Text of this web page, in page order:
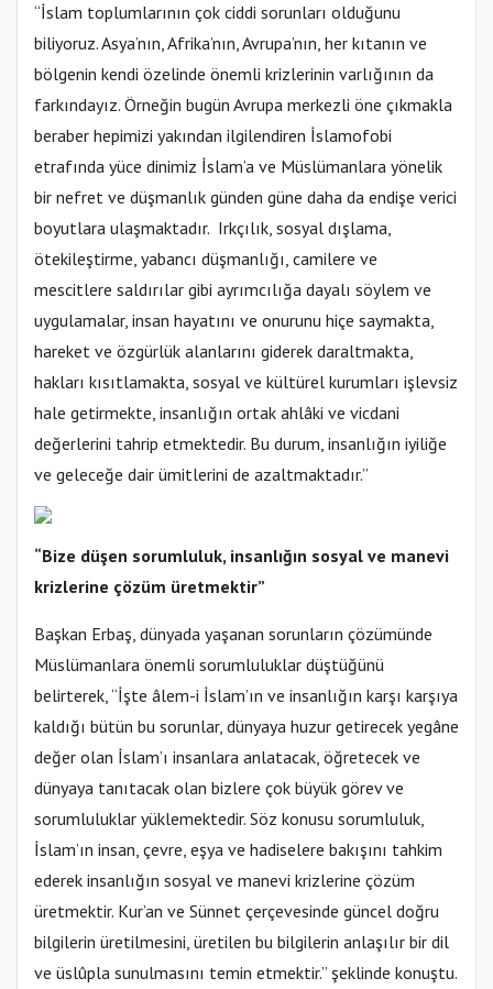
“İslam toplumlarının çok ciddi sorunları olduğunu
biliyoruz. Asya’nın, Afrika’nın, Avrupa’nın, her kıtanın ve
bölgenin kendi özelinde önemli krizlerinin varlığının da
farkındayız. Örneğin bugün Avrupa merkezli öne çıkmakla
beraber hepimizi yakından ilgilendiren İslamofobi
etrafında yüce dinimiz İslam’a ve Müslümanlara yönelik
bir nefret ve düşmanlık günden güne daha da endişe verici
boyutlara ulaşmaktadır. Irkçılık, sosyal dışlama,
ötekileştirme, yabancı düşmanlığı, camilere ve
mescitlere saldırılar gibi ayrımcılığa dayalı söylem ve
uygulamalar, insan hayatını ve onurunu hiçe saymakta,
hareket ve özgürlük alanlarını giderek daraltmakta,
hakları kısıtlamakta, sosyal ve kültürel kurumları işlevsiz
hale getirmekte, insanlığın ortak ahlâki ve vicdani
değerlerini tahrip etmektedir. Bu durum, insanlığın iyiliğe
ve geleceğe dair ümitlerini de azaltmaktadır.”
“Bize düşen sorumluluk, insanlığın sosyal ve manevi
krizlerine çözüm üretmektir”
Başkan Erbaş, dünyada yaşanan sorunların çözümünde
Müslümanlara önemli sorumluluklar düştüğünü
belirterek, “İşte âlem-i İslam’ın ve insanlığın karşı karşıya
kaldığı bütün bu sorunlar, dünyaya huzur getirecek yegâne
değer olan İslam’ı insanlara anlatacak, öğretecek ve
dünyaya tanıtacak olan bizlere çok büyük görev ve
sorumluluklar yüklemektedir. Söz konusu sorumluluk,
İslam’ın insan, çevre, eşya ve hadiselere bakışını tahkim
ederek insanlığın sosyal ve manevi krizlerine çözüm
üretmektir. Kur’an ve Sünnet çerçevesinde güncel doğru
bilgilerin üretilmesini, üretilen bu bilgilerin anlaşılır bir dil
ve üslûpla sunulmasını temin etmektir.” şeklinde konuştu.